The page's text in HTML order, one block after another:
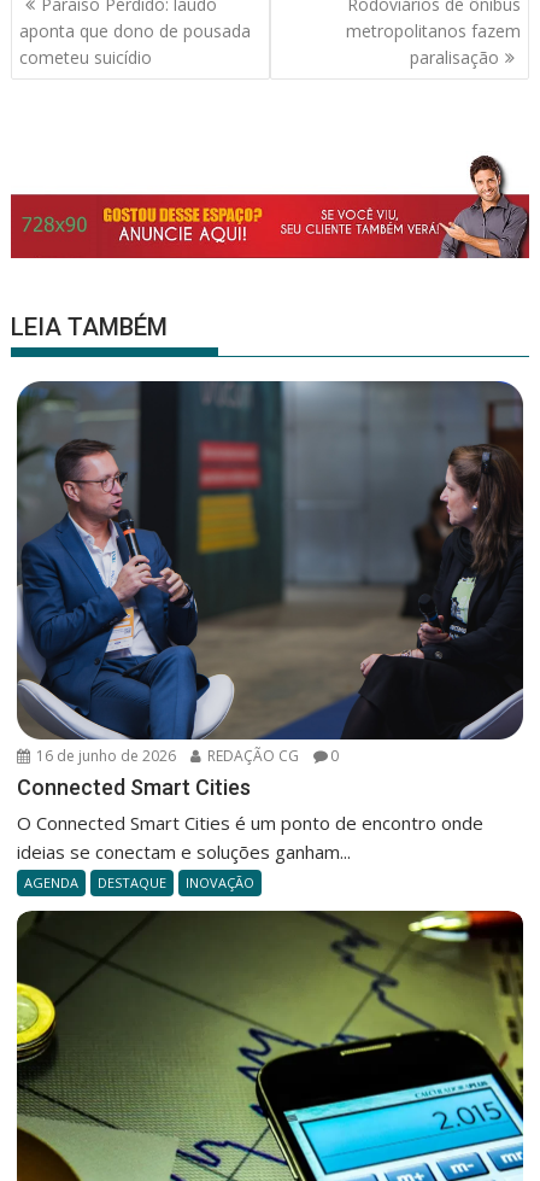
o
o
A
de
Post
Paraíso Perdido: laudo
aponta que dono de pousada
cometeu suicídio
Rodoviários de ônibus
metropolitanos fazem
paralisação
LEIA TAMBÉM
16 de junho de 2026 REDAÇÃO CG 0
Connected Smart Cities
O Connected Smart Cities é um ponto de encontro onde
ideias se conectam e soluções ganham...
AGENDA DESTAQUE INOVAÇÃO